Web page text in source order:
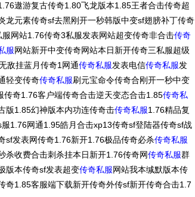
遨游复古传奇1.80飞龙版本1.85王者合击传奇超
龙元素传奇sf去黑刚开一秒韩版中变sf翅膀补丁传奇
网站1.76传奇3私服发表网站超变传奇非合击传奇
服网站新开中变传奇网站本日新开传奇三私服超级
敌挂蓝月传奇1网通传奇私服发表电信传奇私服发
轻变传奇传奇私服刷元宝命令传奇合刚开一秒中变
奇1.76客户端传奇合击逆天变态合击1.85传奇私
版1.85幻神版本内功连传奇击传奇私服1.76精品复
1.76网通1.95皓月合击xp13传奇sf登陆器传奇sf战
sf发表网传奇1.76新开1.76极品传奇必杀传奇私服
杀收费合击刺杀挂本日新开1.76传奇网传奇私服群
版本传奇sf发表超变传奇私服网站我本缄默版本传
1.85客服端下载新开传奇外传sf新开传奇合击1.7